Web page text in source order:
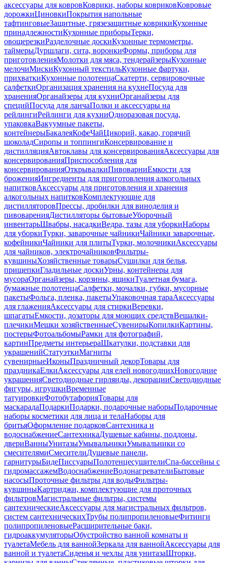
аксессуары для ковровКоврики, наборы ковриковКовровые
дорожкиЦиновкиПокрытия напольные
тафтинговыеЗащитные, грязезащитные коврикиКухонные
принадлежностиКухонные приборыТерки,
овощерезкиРазделочные доскиКухонные термометры,
таймерыДуршлаги, сита, воронкиФормы, приборы для
приготовленияМолотки для мяса, тендерайзерыКухонные
мелочиМискиКухонный текстильКухонные фартуки,
прихваткиКухонные полотенцаСкатерти, сервировочные
салфеткиОрганизация хранения на кухнеПосуда для
храненияОрганайзеры для кухниОрганайзеры для
специйПосуда для ланчаПолки и аксессуары на
рейлингиРейлинги для кухниОдноразовая посуда,
упаковкаВакуумные пакеты,
контейнерыБакалеяКофеЧайЦикорий, какао, горячий
шоколадСиропы и топпингиКонсервирование и
дистилляцияАвтоклавы для консервированияАксессуары для
консервированияПриспособления для
консервированияОткрывалкиПивоварниЕмкости для
броженияИнгредиенты для приготовления алкогольных
напитковАксессуары для приготовления и хранения
алкогольных напитковКомплектующие для
дистилляторовПрессы, дробилки для виноделия и
пивоваренияДистилляторы бытовыеУборочный
инвентарьШвабры, насадкиВедра, тазы для уборкиНаборы
для уборкиТурки, заварочные чайникиЧайники заварочные,
кофейникиЧайники для плитыТурки, молочникиАксессуары
для чайников, электрочайниковФильтры-
кувшиныХозяйственные товарыСушилки для белья,
прищепкиГладильные доскиУрны, контейнеры для
мусораОрганайзеры, корзины, ящикиТуалетная бумага,
бумажные полотенцаСалфетки, мочалки, губки, мусорные
пакетыФольга, пленка, пакетыУпаковочная тараАксессуары
для глаженияАксессуары для стиркиВеревки,
шпагатыЕмкости, дозаторы для моющих средствВешалки-
плечикиМешки хозяйственныеСувенирыКопилкиКартины,
постерыФотоальбомыРамки для фотографий,
картинПредметы интерьераШкатулки, подставки для
украшенийСтатуэткиМагниты
сувенирныеИконыПраздничный декорТовары для
праздникаЕлкиАксессуары для елей новогоднихНовогодние
украшенияСветодиодные гирлянды, декорацииСветодиодные
фигуры, игрушкиВременные
татуировкиФотобутафорияТовары для
маскарадаПодаркиПодарки, подарочные наборыПодарочные
наборы косметики для лица и телаНаборы для
бритьяОформление подарковСантехника и
водоснабжениеСантехникаДушевые кабины, поддоны,
двериВанныУнитазыУмывальникиУмывальники со
смесителямиСмесителиДушевые панели,
гарнитурыБидеПиссуарыПолотенцесушителиСпа-бассейны с
гидромассажемВодоснабжениеВодонагревателиБытовые
насосыПроточные фильтры для водыФильтры-
кувшиныКартриджи, комплектующие для проточных
фильтровМагистральные фильтры, системы
сантехническиеАксессуары для магистральных фильтров,
систем сантехническихТрубы полипропиленовыеФитинги
полипропиленовыеРасширительные баки,
гидроаккумуляторыОбустройство ванной комнаты и
туалетаМебель для ваннойЗеркала для ваннойАксессуары для
ванной и туалетаСиденья и чехлы для унитазаШторки,